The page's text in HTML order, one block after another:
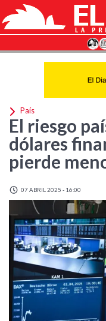
País
El riesgo
dólares
pierde
07 ABRIL 2025 - 16:00